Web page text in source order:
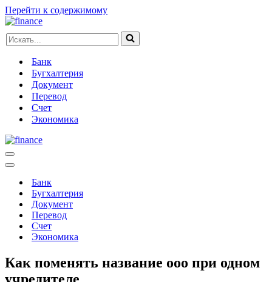
Перейти к содержимому
Искать...
Банк
Бугхалтерия
Документ
Перевод
Счет
Экономика
Меню
навигации
Меню
навигацииБанк
Бугхалтерия
Документ
Перевод
Счет
Экономика
Как поменять название ооо при одном